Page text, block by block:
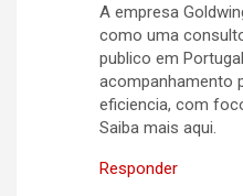
A empresa
como uma
publico em
acompanhamento
eficiencia, com
Saiba mais aqui.
Responder